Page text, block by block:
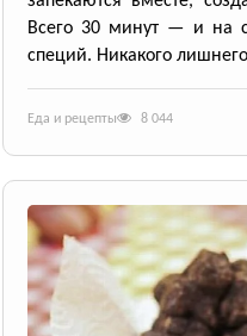
Всего 30 минут — и на
специй. Никакого
Еда и рецепты 8 044